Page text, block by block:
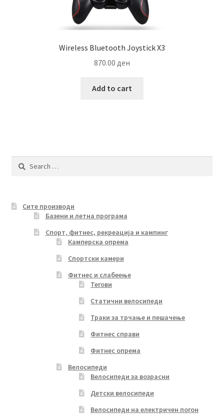
Wireless Bluetooth Joystick X3
870.00 ден
Add to cart
Search
Сите производи
Базени и летна програма
Спорт, фитнес, рекреација и кампинг
Камперска опрема
Спортски камери
Фитнес и слабеење
Тегови
Статични велосипеди
Траки за трчање и пешачење
Фитнес справи
Фитнес опрема
Велосипеди
Велосипеди за возрасни
Детски велосипеди
Велосипеди на електричен погон